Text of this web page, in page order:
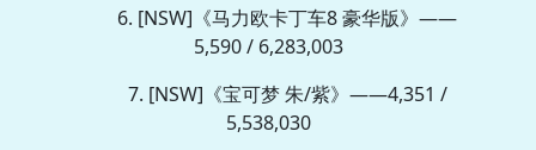
6. [NSW]《马力欧卡丁车8 豪华版》——
5,590 / 6,283,003
7. [NSW]《宝可梦 朱/紫》——4,351 /
5,538,030